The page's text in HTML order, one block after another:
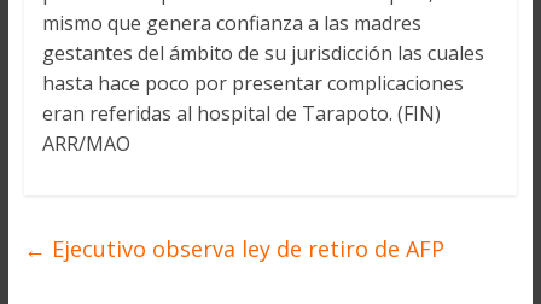
mismo que genera confianza a las madres
gestantes del ámbito de su jurisdicción las cuales
hasta hace poco por presentar complicaciones
eran referidas al hospital de Tarapoto. (FIN)
ARR/MAO
← Ejecutivo observa ley de retiro de AFP